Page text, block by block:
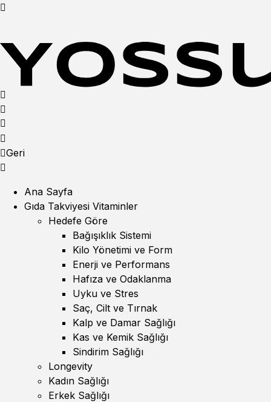
Geri
Ana Sayfa
Gıda Takviyesi Vitaminler
Hedefe Göre
Bağışıklık Sistemi
Kilo Yönetimi ve Form
Enerji ve Performans
Hafıza ve Odaklanma
Uyku ve Stres
Saç, Cilt ve Tırnak
Kalp ve Damar Sağlığı
Kas ve Kemik Sağlığı
Sindirim Sağlığı
Longevity
Kadın Sağlığı
Erkek Sağlığı